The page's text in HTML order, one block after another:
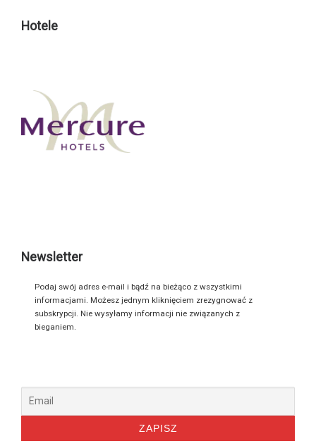
Hotele
Newsletter
Podaj swój adres e-mail i bądź na bieżąco z wszystkimi
informacjami. Możesz jednym kliknięciem zrezygnować z
subskrypcji. Nie wysyłamy informacji nie związanych z
bieganiem.